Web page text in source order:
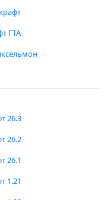
ГТА
26.3
26.2
26.1
1.21